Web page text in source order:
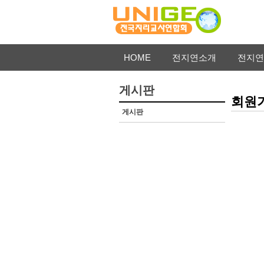
HOME 전지연소개 전지
게시판
게시판
회원